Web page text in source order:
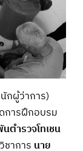
กผู้ว่าการ)
การฝึกอบรม
ตำรวจโทเชน
าการ นาย